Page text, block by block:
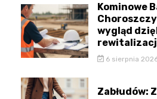
Kominowe
wygląd
6 sierpnia
Zabłudów: